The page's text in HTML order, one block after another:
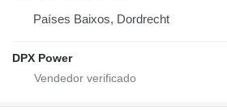
Países Baixos, Dordrecht
DPX Power